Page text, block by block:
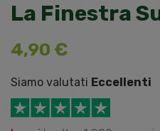
La Finestra
4,90 €
Siamo valutati Eccellenti